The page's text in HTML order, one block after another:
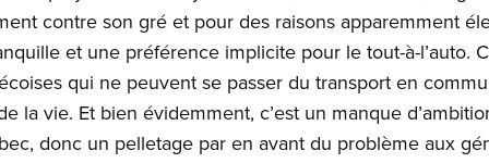
contre son gré et pour des raisons apparemment
et une préférence implicite pour le tout-à-l’auto.
qui ne peuvent se passer du transport en
la vie. Et bien évidemment, c’est un manque
donc un pelletage par en avant du problème aux